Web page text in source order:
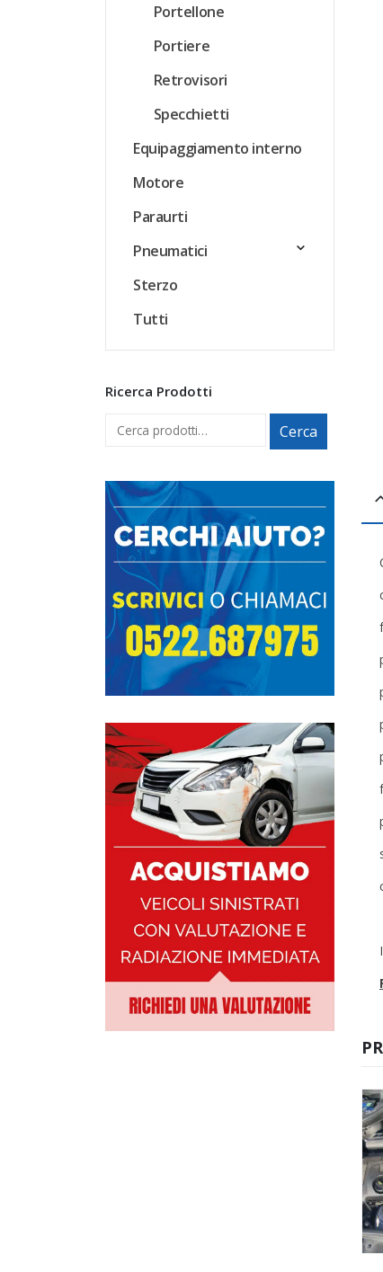
Portellone
Portiere
Retrovisori
Specchietti
Equipaggiamento interno
Motore
Paraurti
Pneumatici
Sterzo
Tutti
Ricerca Prodotti
Cerca